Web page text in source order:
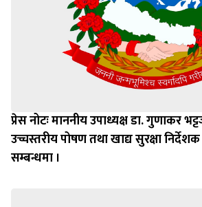
प्रेस नोटः माननीय उपाध्यक्ष डा. गुणाकर
उच्चस्तरीय पोषण तथा खाद्य सुरक्षा
सम्बन्धमा ।